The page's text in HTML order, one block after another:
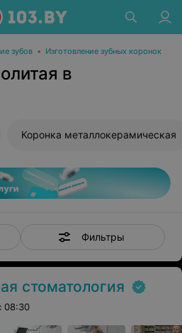
зубов • Изготовление зубных коронок
в
Коронка металлокерамическая
Фильтры
стоматология
08:30